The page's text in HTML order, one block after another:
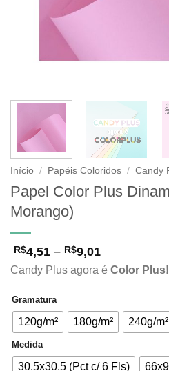
Início / Papéis Coloridos / Candy
Papel Color Plus
Morango)
R$4,51 – R$9,01
de
preço:
R$9,01
Candy Plus agora é Color Plus!
Gramatura
120g/m² 180g/m² 240g/m²
Medida
30,5x30,5 (Pct c/ 6 Fls)